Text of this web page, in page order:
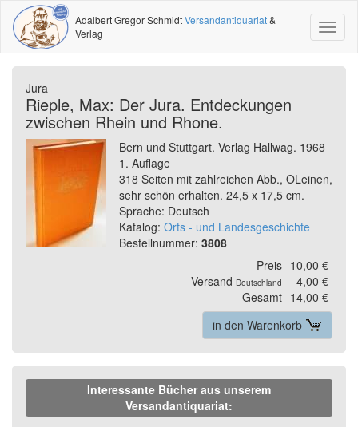
Adalbert Gregor SchmidtVersandantiquariat&
Verlag
Jura
Rieple, Max: Der Jura. Entdeckungen
zwischen Rhein und Rhone.
Bern und Stuttgart. Verlag Hallwag. 1968
1. Auflage
318 Seiten mit zahlreichen Abb., OLeinen,
sehr schön erhalten. 24,5 x 17,5 cm.
Sprache: Deutsch
Katalog: Orts - und Landesgeschichte
Bestellnummer: 3808
Preis 10,00 €
Versand Deutschland
4,00 €
Gesamt 14,00 €
in den Warenkorb
Interessante Bücher aus unserem
Versandantiquariat: